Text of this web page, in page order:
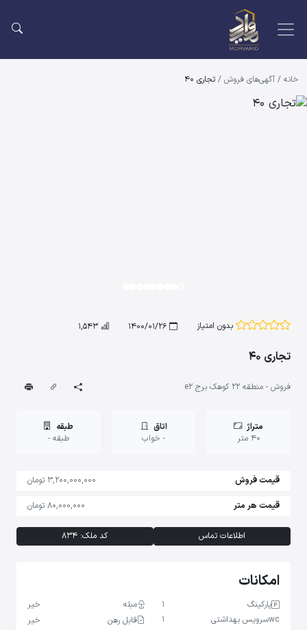
خانه / آگهی‌های فروش / تجاری 40
بدون امتیاز
تجاری 40
فروش - منطقه 22 کوهک برج e2
متراژ
40 متر
اتاق
- خواب
طبقه
طبقه -
قیمت فروش 3,200,000,000 تومان
قیمت هر متر 80,000,000 تومان
اطلاعات تماس کد ملک: 834
امکانات
پارکینگ
1
wcسرویس بهداشتی 1
مبله
خیر
قابل رهن
خیر